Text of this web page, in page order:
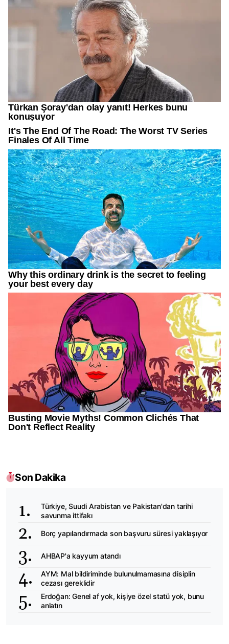
Son Dakika
Türkiye, Suudi Arabistan ve Pakistan'dan tarihi
savunma ittifakı
Borç yapılandırmada son başvuru süresi yaklaşıyor
AHBAP'a kayyum atandı
AYM: Mal bildiriminde bulunulmamasına disiplin
cezası gereklidir
Erdoğan: Genel af yok, kişiye özel statü yok, bunu
anlatın